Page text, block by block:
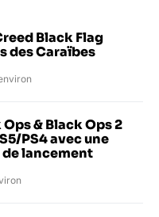
Black Flag
des Caraïbes
& Black Ops 2
PS4 avec une
lancement